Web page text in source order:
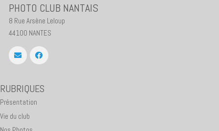
PHOTO CLUB NANTAIS
8 Rue Arsène Leloup
44100 NANTES
RUBRIQUES
Présentation
Vie du club